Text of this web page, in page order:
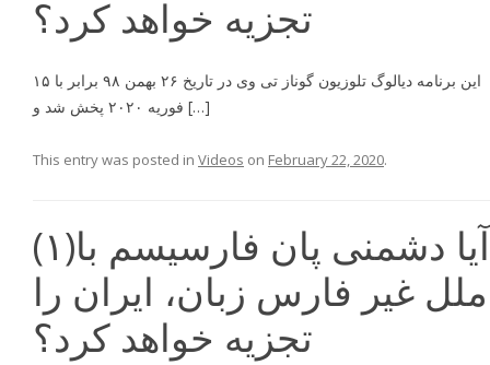
تجزیه خواهد کرد؟
این برنامه دیالوگ تلوزیون گوناز تی وی در تاریخ ۲۶ بهمن ۹۸ برابر با ۱۵
فوریه ۲۰۲۰ پخش شد و […]
This entry was posted in Videos on February 22, 2020.
(۱)آیا دشمنی پان فارسیسم با
ملل غیر فارس زبان، ایران را
تجزیه خواهد کرد؟